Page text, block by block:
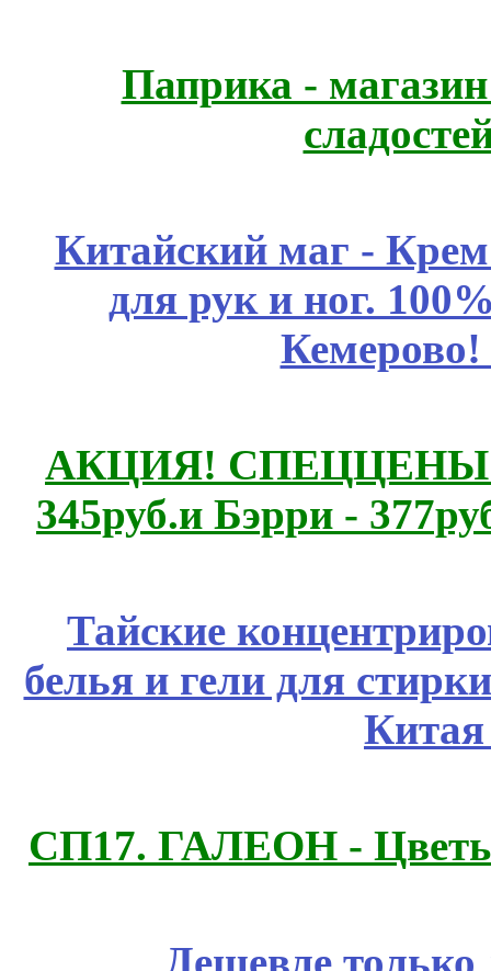
Паприка -
Китайский маг -
для рук и ног.
АКЦИЯ! СПЕЦЦЕНЫ
345руб.и Бэрри -
Тайские
белья и гели для
СП17. ГАЛЕОН -
Дешевле